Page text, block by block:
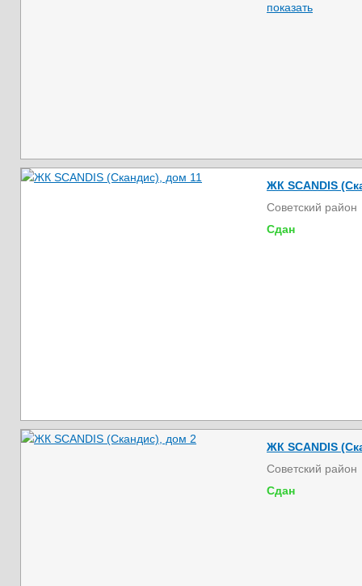
показать
ЖК SCANDIS
Советский район
Сдан
ЖК SCANDIS
Советский район
Сдан